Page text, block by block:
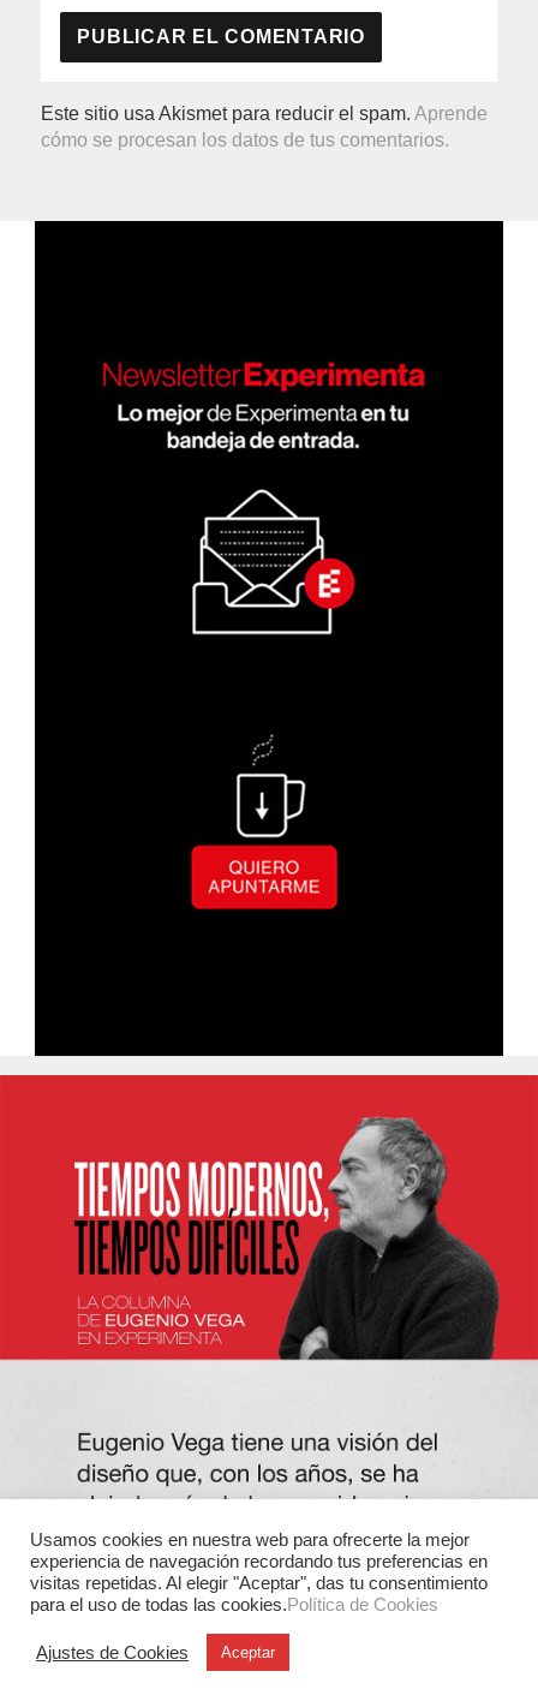
Este sitio usa Akismet para reducir el spam.Aprende
cómo se procesan los datos de tus comentarios.
Usamos cookies en nuestra web para ofrecerte la mejor
experiencia de navegación recordando tus preferencias en
visitas repetidas. Al elegir "Aceptar", das tu consentimiento
para el uso de todas las cookies.Política de Cookies
Ajustes de Cookies Aceptar